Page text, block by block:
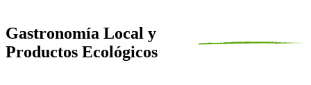
Gastronomía Local y
Productos Ecológicos